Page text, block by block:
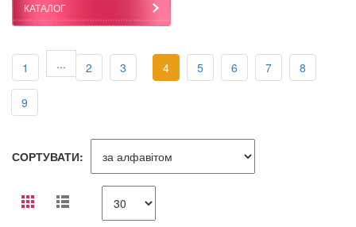
КАТАЛОГ
1 ... 2 3 4 5 6 7 8
9
СОРТУВАТИ: